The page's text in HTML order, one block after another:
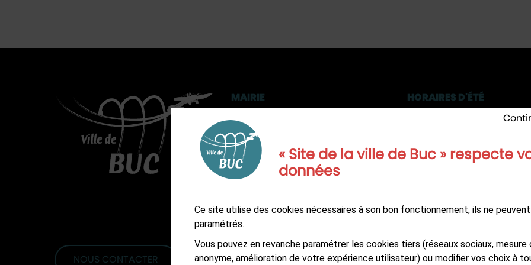
« Site de la ville de Buc » respecte
données
Ce site utilise des cookies nécessaires à son bon fonctionnement, ils ne
paramétrés.
Vous pouvez en revanche paramétrer les cookies tiers (réseaux sociaux, mesure
anonyme, amélioration de votre expérience utilisateur) ou modifier vos choix à
MAIRIE
CS 90236 - 78530 Buc
01 39 20 71 00
Astreinte élu
HORAIRES D'ÉTÉ
: 8h30-12h
Jeudi du 16/07 au 20/08
NOUS CONTACTER S'ABONNER À LA NEWSLETTER Suivez-nous sur